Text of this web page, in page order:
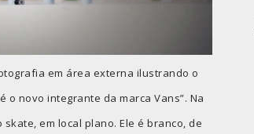
em área externa ilustrando o
novo integrante da marca Vans”. Na
em local plano. Ele é branco, de